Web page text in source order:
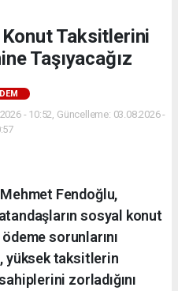
Taksitlerini
Taşıyacağız
- 10:52, Güncelleme: 03.08.2026 -
Fendoğlu,
sosyal konut
sorunlarını
yüksek taksitlerin
zorladığını